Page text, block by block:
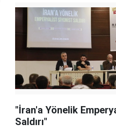
"İran'a Yönelik
Saldırı"